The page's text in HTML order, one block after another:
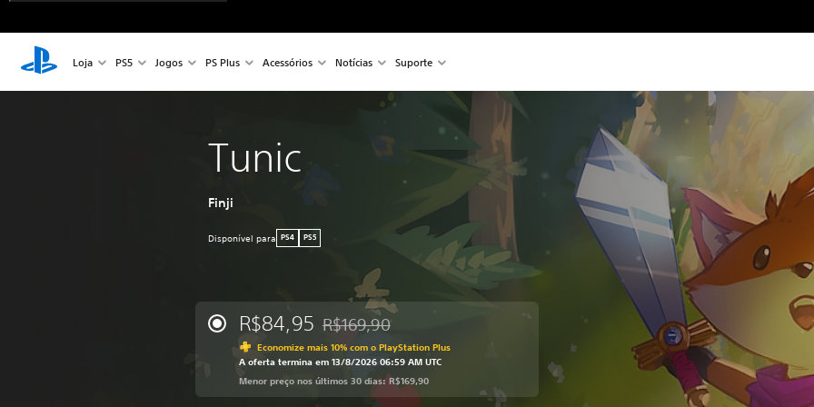
Loja PS5 Jogos PS Plus Acessórios Notícias Suporte
Tunic
Finji
Disponível para PS4 PS5
R$84,95 Desconto aplicado no preço original de R$169,90
R$169,90
Economize mais 10% com o PlayStation Plus
A oferta termina em 13/8/2026 06:59 AM UTC
Menor preço nos últimos 30 dias: R$169,90